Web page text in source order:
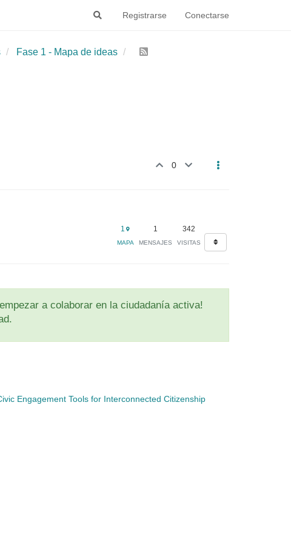
Registrarse Conectarse
Fase 1 - Mapa de ideas
0
1
MAPA
1
MENSAJES
342
VISITAS
a colaborar en la ciudadanía activa!